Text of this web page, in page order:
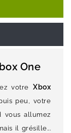
One
votre Xbox
peu, votre
vous allumez
il grésille...